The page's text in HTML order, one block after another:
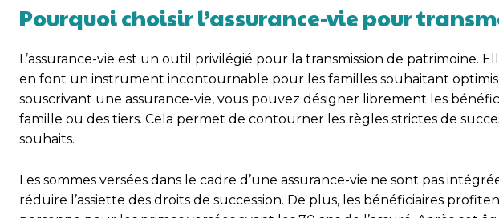
Pourquoi choisir l’assurance-vie pour
L’assurance-vie est un outil privilégié pour la transmission de patrimoine.
en font un instrument incontournable pour les familles souhaitant
souscrivant une assurance-vie, vous pouvez désigner librement les
famille ou des tiers. Cela permet de contourner les règles strictes de
souhaits.
Les sommes versées dans le cadre d’une assurance-vie ne sont pas
réduire l’assiette des droits de succession. De plus, les bénéficiaires